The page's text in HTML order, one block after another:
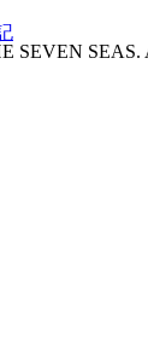
SEVEN SEAS.